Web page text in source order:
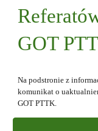
GOT
Na podstronie z
komunikat o
GOT PTTK.